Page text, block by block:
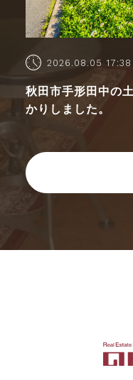
2026.08.05 17:38
秋田市手形田中の
かりしました。